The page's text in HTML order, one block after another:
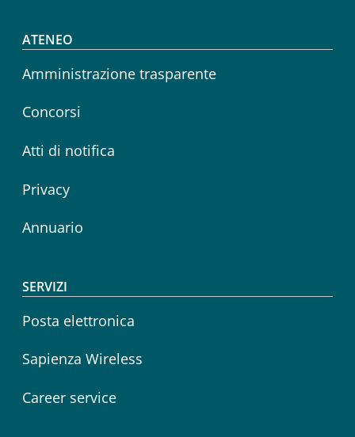
Footer menu
ATENEO
Amministrazione trasparente
Concorsi
Atti di notifica
Privacy
Annuario
SERVIZI
Posta elettronica
Sapienza Wireless
Career service